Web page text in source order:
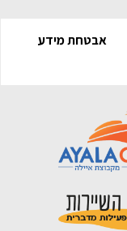
אבטחת מידע